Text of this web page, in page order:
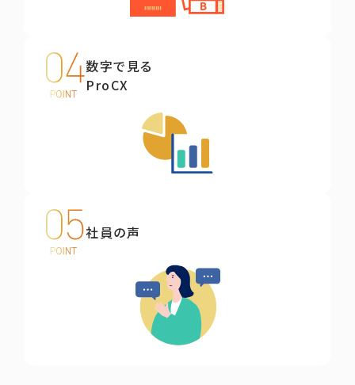
数字で見る
ProCX
社員の声